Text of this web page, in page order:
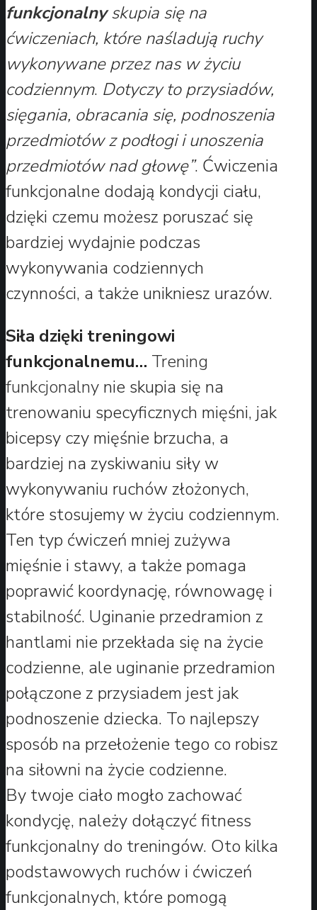
funkcjonalnyskupia się na
ćwiczeniach, które naśladują ruchy
wykonywane przez nas w życiu
codziennym. Dotyczy to przysiadów,
sięgania, obracania się, podnoszenia
przedmiotów z podłogi i unoszenia
przedmiotów nad głowę”. Ćwiczenia
funkcjonalne dodają kondycji ciału,
dzięki czemu możesz poruszać się
bardziej wydajnie podczas
wykonywania codziennych
czynności, a także unikniesz urazów.
Siła dzięki treningowi
funkcjonalnemu… Trening
funkcjonalny nie skupia się na
trenowaniu specyficznych mięśni, jak
bicepsy czy mięśnie brzucha, a
bardziej na zyskiwaniu siły w
wykonywaniu ruchów złożonych,
które stosujemy w życiu codziennym.
Ten typ ćwiczeń mniej zużywa
mięśnie i stawy, a także pomaga
poprawić koordynację, równowagę i
stabilność. Uginanie przedramion z
hantlami nie przekłada się na życie
codzienne, ale uginanie przedramion
połączone z przysiadem jest jak
podnoszenie dziecka. To najlepszy
sposób na przełożenie tego co robisz
na siłowni na życie codzienne.
By twoje ciało mogło zachować
kondycję, należy dołączyć fitness
funkcjonalny do treningów. Oto kilka
podstawowych ruchów i ćwiczeń
funkcjonalnych, które pomogą